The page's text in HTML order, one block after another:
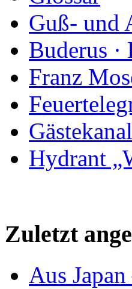
Guß- und
Buderus
Franz
Gästekanal
Hydrant
Zuletzt
Aus